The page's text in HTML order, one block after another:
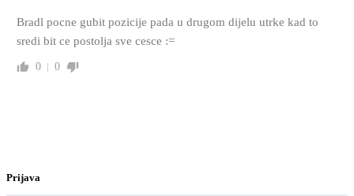
Bradl pocne gubit pozicije pada u drugom dijelu utrke kad to
sredi bit ce postolja sve cesce :=
0 0
Prijava